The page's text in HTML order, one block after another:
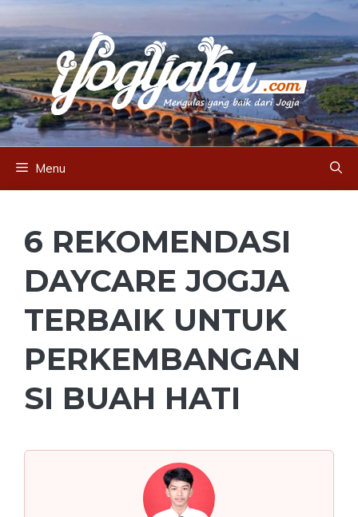
to
content
Menu
6 REKOMENDASI
DAYCARE JOGJA
TERBAIK UNTUK
PERKEMBANGAN
SI BUAH HATI